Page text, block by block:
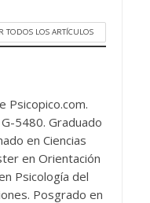
TODOS LOS ARTÍCULOS
Psicopico.com.
5480. Graduado
en Ciencias
en Orientación
Psicología del
Posgrado en